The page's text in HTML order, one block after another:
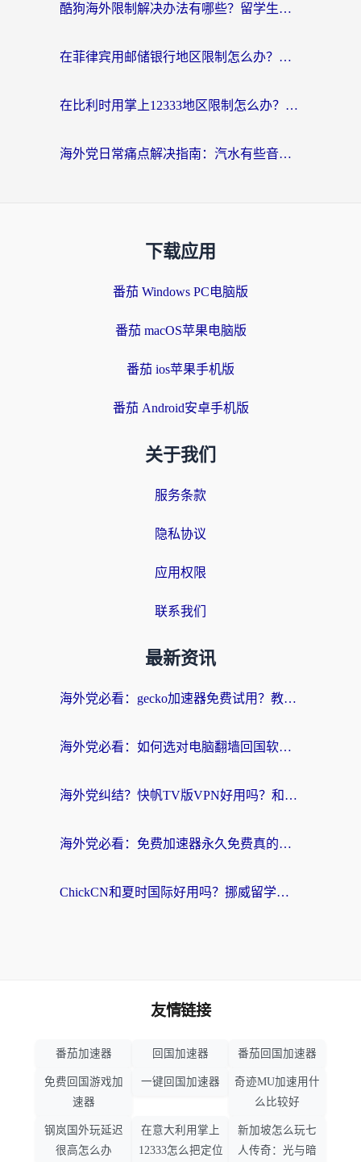
酷狗海外限制解决办法有哪些？留学生亲测有效的回国加速指南
在菲律宾用邮储银行地区限制怎么办？海外华人必看的回国加速解决方案
在比利时用掌上12333地区限制怎么办？海外华人亲测有效的回国加速方案
海外党日常痛点解决指南：汽水有些音乐在国外无法播放怎么办？
下载应用
番茄 Windows PC电脑版
番茄 macOS苹果电脑版
番茄 ios苹果手机版
番茄 Android安卓手机版
关于我们
服务条款
隐私协议
应用权限
联系我们
最新资讯
海外党必看：gecko加速器免费试用？教你选对回国加速器，无缝刷国内剧玩游戏
海外党必看：如何选对电脑翻墙回国软件，轻松解锁国内资源？
海外党纠结？快帆TV版VPN好用吗？和扇贝手游VPN对比哪个回国效果更好？
海外党必看：免费加速器永久免费真的存在吗？教你选对回国加速器无缝刷国内资源
ChickCN和夏时国际好用吗？挪威留学生亲测3款回国加速器，附穿梭和加速喵对比指南
友情链接
番茄加速器 回国加速器 番茄回国加速器
免费回国游戏加
速器
一键回国加速器
奇迹MU加速用什
么比较好
钢岚国外玩延迟
很高怎么办
在意大利用掌上
12333怎么把定位
新加坡怎么玩七
人传奇：光与暗